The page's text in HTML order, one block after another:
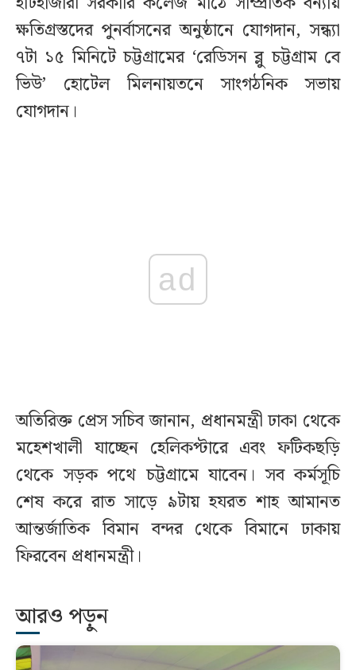
ক্ষতিগ্রস্তদের পুনর্বাসনের অনুষ্ঠানে যোগদান, সন্ধ্যা
৭টা ১৫ মিনিটে চট্টগ্রামের ‘রেডিসন ব্লু চট্টগ্রাম বে
ভিউ’ হোটেল মিলনায়তনে সাংগঠনিক সভায়
যোগদান।
ad
অতিরিক্ত প্রেস সচিব জানান, প্রধানমন্ত্রী ঢাকা থেকে
মহেশখালী যাচ্ছেন হেলিকপ্টারে এবং ফটিকছড়ি
থেকে সড়ক পথে চট্টগ্রামে যাবেন। সব কর্মসূচি
শেষ করে রাত সাড়ে ৯টায় হযরত শাহ আমানত
আন্তর্জাতিক বিমান বন্দর থেকে বিমানে ঢাকায়
ফিরবেন প্রধানমন্ত্রী।
আরও পড়ুন